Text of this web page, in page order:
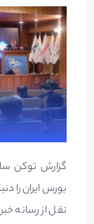
گزارش توکن
بورس ایران را
نقل از رسانه